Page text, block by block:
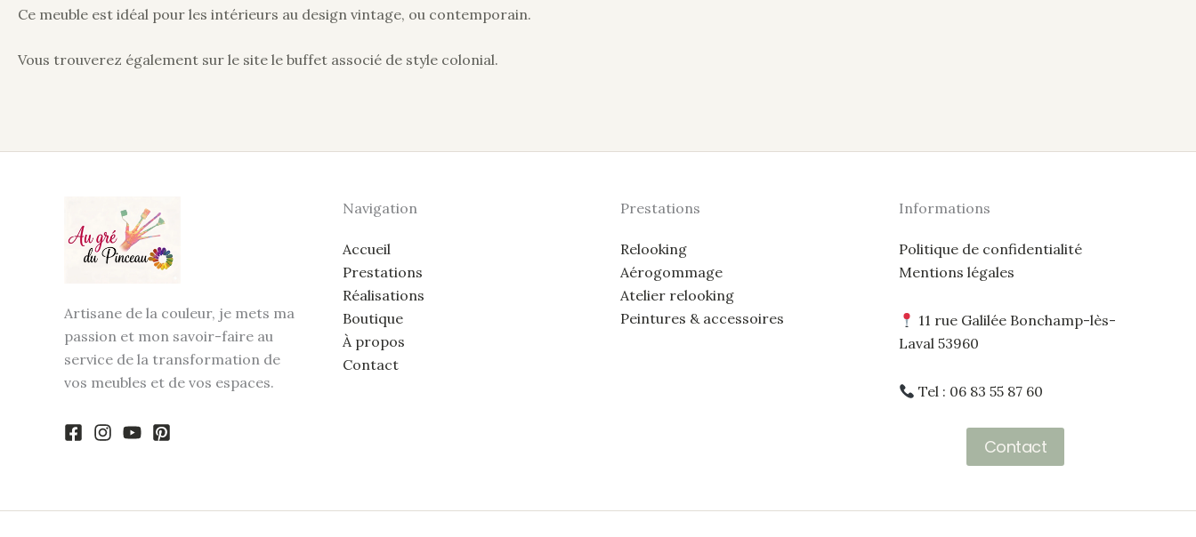
Ce meuble est idéal pour les intérieurs au design vintage, ou contemporain.
Vous trouverez également sur le site le buffet associé de style colonial.
Artisane de la couleur, je mets ma
passion et mon savoir-faire au
service de la transformation de
vos meubles et de vos espaces.
Navigation
Accueil
Prestations
Réalisations
Boutique
À propos
Contact
Prestations
Relooking
Aérogommage
Atelier relooking
Peintures & accessoires
Informations
Politique de confidentialité
Mentions légales
11 rue Galilée Bonchamp-lès-
Laval 53960
Tel : 06 83 55 87 60
Contact